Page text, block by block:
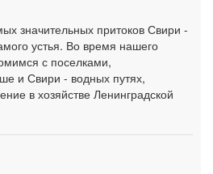
значительных притоков Свири -
устья. Во время нашего
с поселками,
и Свири - водных путях,
в хозяйстве Ленинградской